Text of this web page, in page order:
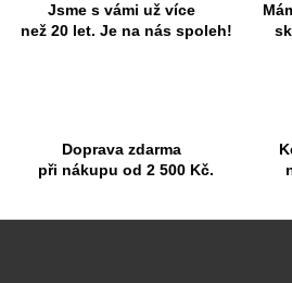
Jsme s vámi už více
než 20 let. Je na nás spoleh!
Doprava zdarma
při nákupu od 2 500 Kč.